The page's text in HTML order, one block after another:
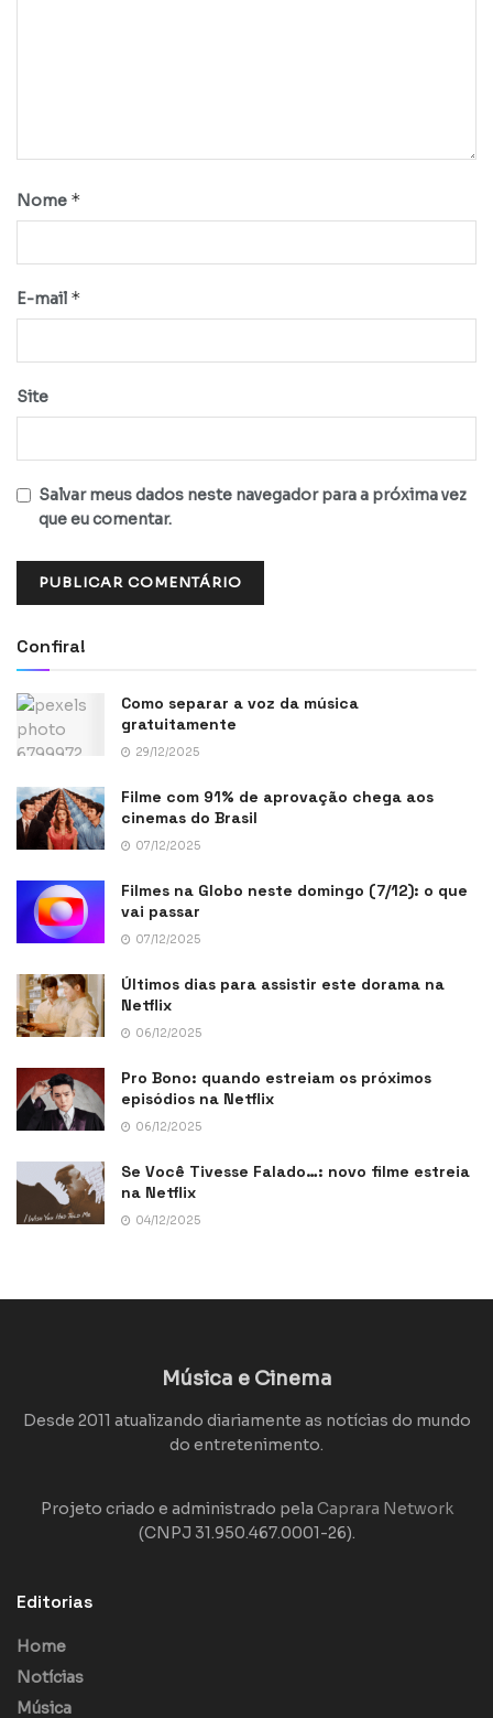
Nome *
E-mail *
Site
Salvar meus dados neste navegador para a próxima vez
que eu comentar.
Confira!
Como separar a voz da música
gratuitamente
29/12/2025
Filme com 91% de aprovação chega aos
cinemas do Brasil
07/12/2025
Filmes na Globo neste domingo (7/12): o que
vai passar
07/12/2025
Últimos dias para assistir este dorama na
Netflix
06/12/2025
Pro Bono: quando estreiam os próximos
episódios na Netflix
06/12/2025
Se Você Tivesse Falado…: novo filme estreia
na Netflix
04/12/2025
Música e Cinema
Desde 2011 atualizando diariamente as notícias do mundo
do entretenimento.
Projeto criado e administrado pela Caprara Network
(CNPJ 31.950.467.0001-26).
Editorias
Home
Notícias
Música